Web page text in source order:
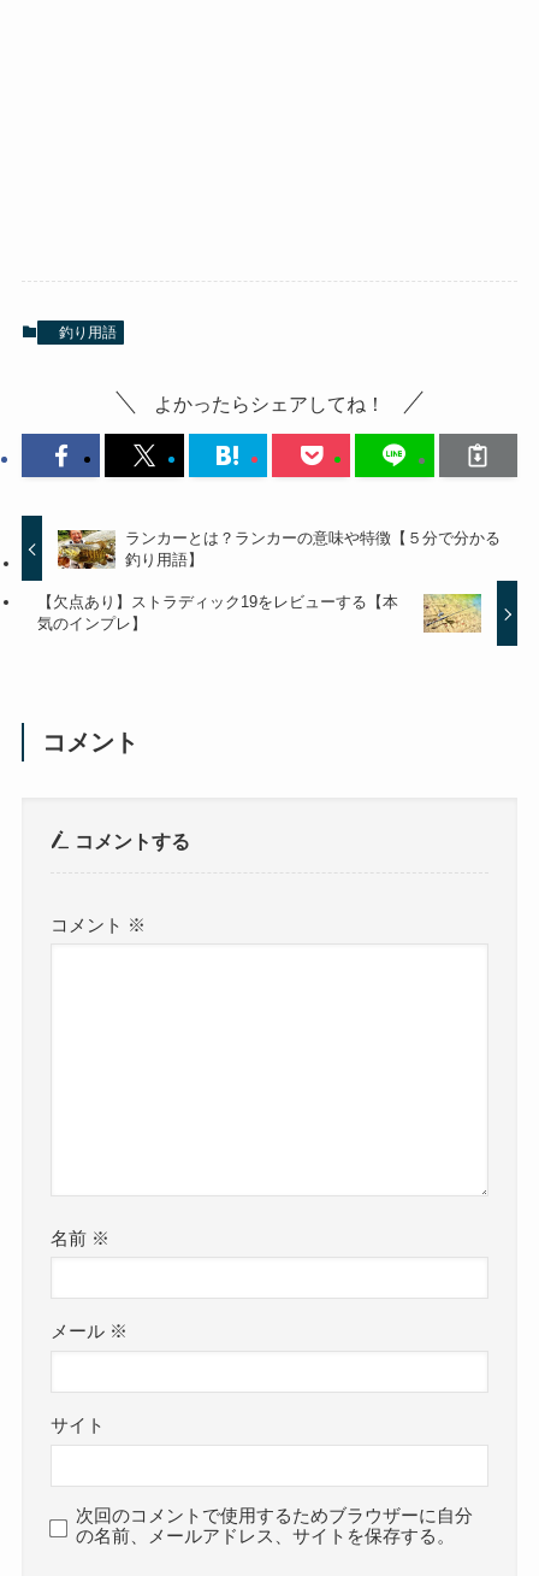
釣り用語
よかったらシェアしてね！
ランカーとは？ランカーの意味や特徴【５分で分かる
釣り用語】
【欠点あり】ストラディック19をレビューする【本
気のインプレ】
コメント
コメントする
コメント ※
名前 ※
メール ※
サイト
次回のコメントで使用するためブラウザーに自分
の名前、メールアドレス、サイトを保存する。